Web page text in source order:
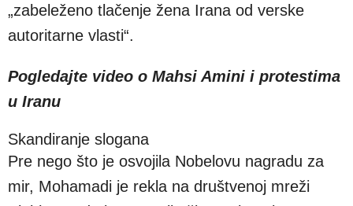
„zabeleženo tlačenje žena Irana od verske
autoritarne vlasti“.
Pogledajte video o Mahsi Amini i protestima
u Iranu
Skandiranje slogana
Pre nego što je osvojila Nobelovu nagradu za
mir, Mohamadi je rekla na društvenoj mreži